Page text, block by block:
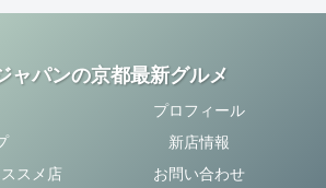
ャパンの京都最新グルメ
プロフィール
新店情報
スメ店
お問い合わせ